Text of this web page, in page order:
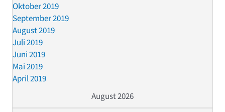
Oktober 2019
September 2019
August 2019
Juli 2019
Juni 2019
Mai 2019
April 2019
August 2026